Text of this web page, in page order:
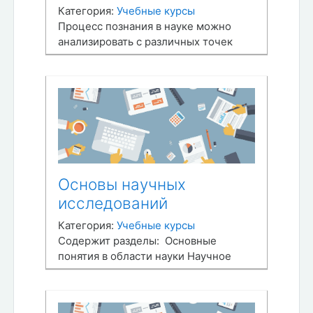
поспособствуют освоению
обществоведческого материала и
успешной сдаче экзамена.
Категория: Учебные курсы
Процесс познания в науке можно
анализировать с различных точек
зрения: философской и
феноменологической, исторической
и логической, гносеологической и
методологической. Курс
ориентирован на методологическую
сторону познания. При этом, курсом
не исключается, а скорее
предполагается сп…
Основы научных
исследований
Категория: Учебные курсы
Содержит разделы: Основные
понятия в области науки Научное
исследование. Классификация и
Методология научных исследований